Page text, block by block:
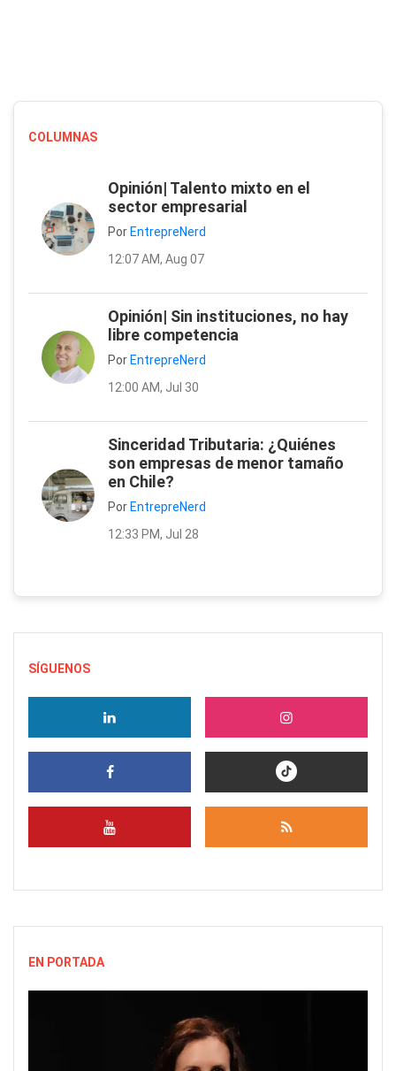
COLUMNAS
Opinión| Talento mixto en el
sector empresarial
Por EntrepreNerd
12:07 AM, Aug 07
Opinión| Sin instituciones, no hay
libre competencia
Por EntrepreNerd
12:00 AM, Jul 30
Sinceridad Tributaria: ¿Quiénes
son empresas de menor tamaño
en Chile?
Por EntrepreNerd
12:33 PM, Jul 28
SÍGUENOS
EN PORTADA